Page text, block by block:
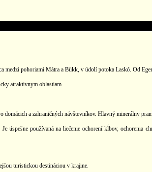
medzi pohoriami Mátra a Bükk, v údolí potoka Laskó. Od
atraktívnym oblastiam.
a zahraničných návštevníkov. Hlavný minerálny
používaná na liečenie ochorení kĺbov, ochorenia
turistickou destináciou v krajine.